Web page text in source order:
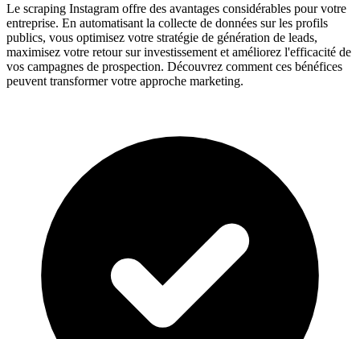
Le scraping Instagram offre des avantages considérables pour votre
entreprise. En automatisant la collecte de données sur les profils
publics, vous optimisez votre stratégie de génération de leads,
maximisez votre retour sur investissement et améliorez l'efficacité de
vos campagnes de prospection. Découvrez comment ces bénéfices
peuvent transformer votre approche marketing.